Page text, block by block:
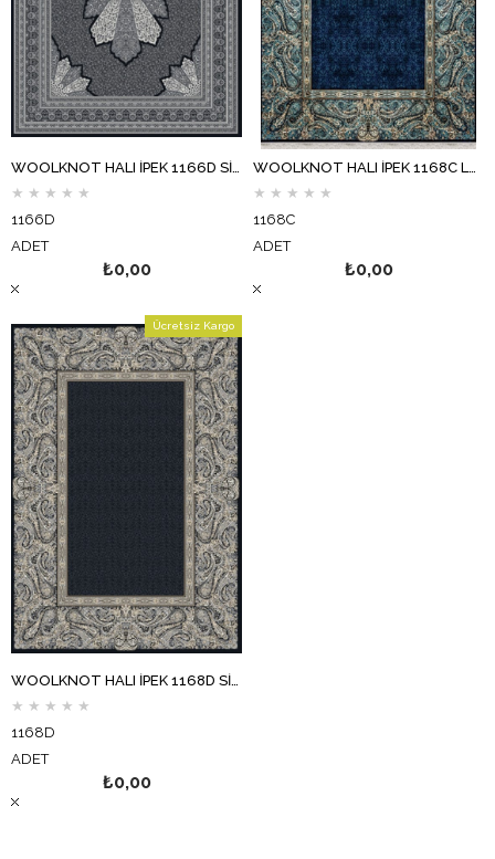
WOOLKNOT HALI İPEK 1166D SİYAH GRİ
★ ★ ★ ★ ★
1166D
ADET
₺0,00
WOOLKNOT HALI İPEK 1168C LAVİCERT KOYU MAVİ
★ ★ ★ ★ ★
1168C
ADET
₺0,00
★ ★ ★ ★ ★
1168D
ADET
₺0,00
Ücretsiz Kargo